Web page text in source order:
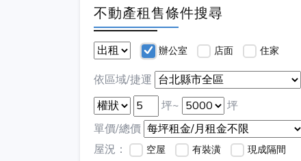
不動產租售條件搜尋
辦公室 店面 住家
依區域/捷運
坪~
坪
單價/總價
屋況：
空屋 有裝潢 現成隔間